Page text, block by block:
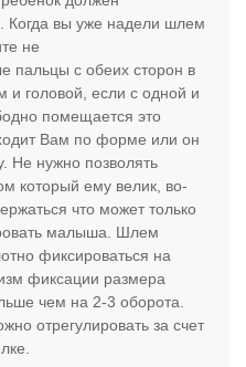
Когда вы уже надели шлем
не
пальцы с обеих сторон в
и головой, если с одной и
помещается это
Вам по форме или он
Не нужно позволять
который ему велик, во-
что может только
малыша. Шлем
фиксироваться на
фиксации размера
чем на 2-3 оборота.
отрегулировать за счет